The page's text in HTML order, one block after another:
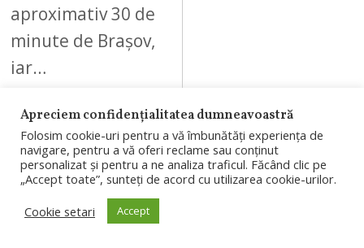
aproximativ 30 de
minute de Brașov,
iar…
07
Apreciem confidențialitatea dumneavoastră
Folosim cookie-uri pentru a vă îmbunătăți experiența de
navigare, pentru a vă oferi reclame sau conținut
personalizat și pentru a ne analiza traficul. Făcând clic pe
„Accept toate”, sunteți de acord cu utilizarea cookie-urilor.
Cookie setari
Accept